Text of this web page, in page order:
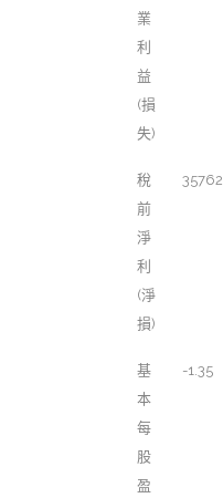
業
利
益
(損
失)
稅
前
淨
利
(淨
損)
35762
基
本
每
股
盈
-1.35